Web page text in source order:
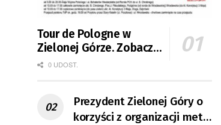
Tour de Pologne w
Zielonej Górze. Zobacz
zmiany w organizacji
0 UDOST.
Prezydent Zielonej Góry o
korzyści z organizacji mety